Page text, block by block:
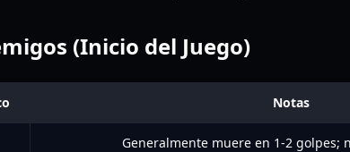
(Inicio del Juego)
Notas
Generalmente muere en 1-2 golpes;